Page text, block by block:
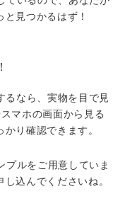
見つかるはず！
るなら、実物を目で見
マホの画面から見る
り確認できます。
プルをご用意していま
込んでくださいね。